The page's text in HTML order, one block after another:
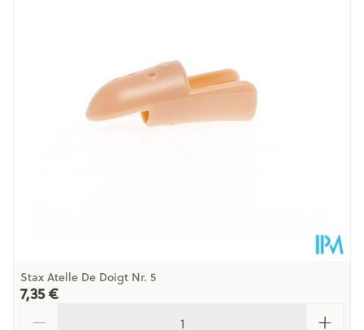
25°C)
Stax Atelle De Doigt Nr. 5
7,35 €